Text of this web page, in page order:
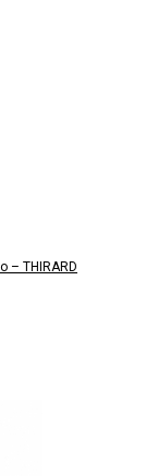
– THIRARD